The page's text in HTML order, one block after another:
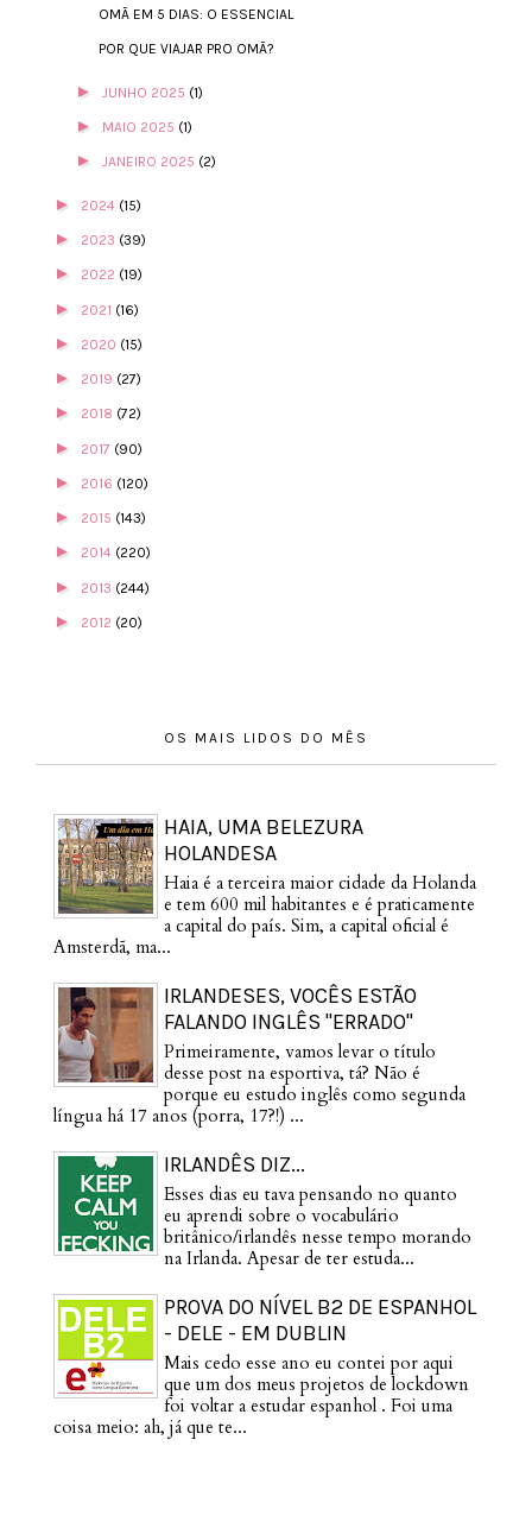
OMÃ EM 5 DIAS: O ESSENCIAL
POR QUE VIAJAR PRO OMÃ?
► JUNHO 2025 (1)
► MAIO 2025 (1)
► JANEIRO 2025 (2)
► 2024 (15)
► 2023 (39)
► 2022 (19)
► 2021 (16)
► 2020 (15)
► 2019 (27)
► 2018 (72)
► 2017 (90)
► 2016 (120)
► 2015 (143)
► 2014 (220)
► 2013 (244)
► 2012 (20)
OS MAIS LIDOS DO MÊS
HAIA, UMA BELEZURA
HOLANDESA
Haia é a terceira maior cidade da Holanda
e tem 600 mil habitantes e é praticamente
a capital do país. Sim, a capital oficial é
Amsterdã, ma...
IRLANDESES, VOCÊS ESTÃO
FALANDO INGLÊS "ERRADO"
Primeiramente, vamos levar o título
desse post na esportiva, tá? Não é
porque eu estudo inglês como segunda
língua há 17 anos (porra, 17?!) ...
IRLANDÊS DIZ...
Esses dias eu tava pensando no quanto
eu aprendi sobre o vocabulário
britânico/irlandês nesse tempo morando
na Irlanda. Apesar de ter estuda...
PROVA DO NÍVEL B2 DE ESPANHOL
- DELE - EM DUBLIN
Mais cedo esse ano eu contei por aqui
que um dos meus projetos de lockdown
foi voltar a estudar espanhol . Foi uma
coisa meio: ah, já que te...